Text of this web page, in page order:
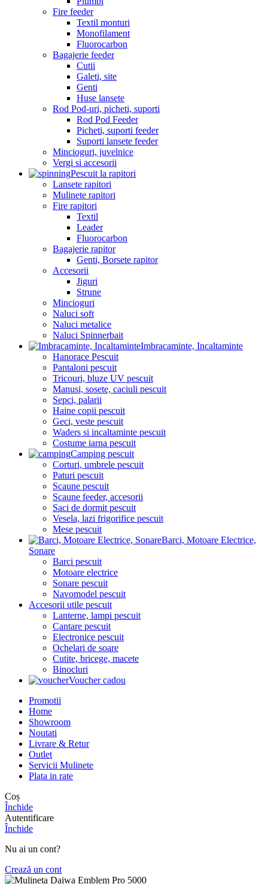
Fire feeder
Textil monturi
Monofilament
Fluorocarbon
Bagajerie feeder
Cutii
Galeti, site
Genti
Huse lansete
Rod Pod-uri, picheti, suporti
Rod Pod Feeder
Picheti, suporti feeder
Suporti lansete feeder
Mincioguri, juvelnice
Vergi si accesorii
Pescuit la rapitori
Lansete rapitori
Mulinete rapitori
Fire rapitori
Textil
Leader
Fluorocarbon
Bagajerie rapitor
Genti, Borsete rapitor
Accesorii
Jiguri
Strune
Mincioguri
Naluci soft
Naluci metalice
Naluci Spinnerbait
Imbracaminte, Incaltaminte
Hanorace Pescuit
Pantaloni pescuit
Tricouri, bluze UV pescuit
Manusi, sosete, caciuli pescuit
Sepci, palarii
Haine copii pescuit
Geci, veste pescuit
Waders si incaltaminte pescuit
Costume iarna pescuit
Camping pescuit
Corturi, umbrele pescuit
Paturi pescuit
Scaune pescuit
Scaune feeder, accesorii
Saci de dormit pescuit
Vesela, lazi frigorifice pescuit
Mese pescuit
Barci, Motoare Electrice,
Sonare
Barci pescuit
Motoare electrice
Sonare pescuit
Navomodel pescuit
Accesorii utile pescuit
Lanterne, lampi pescuit
Cantare pescuit
Electronice pescuit
Ochelari de soare
Cutite, bricege, macete
Binocluri
Voucher cadou
Promotii
Home
Showroom
Noutati
Livrare & Retur
Outlet
Servicii Mulinete
Plata in rate
Coș
Închide
Autentificare
Închide
Nu ai un cont?
Crează un cont